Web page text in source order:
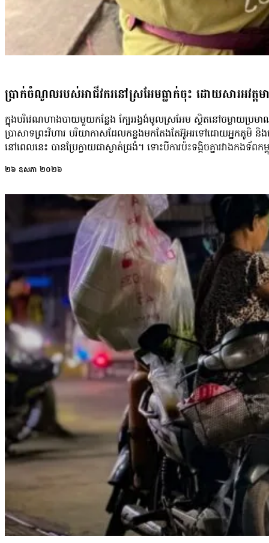
ប្រាក់ចំណូលរបស់អាជីវករនៅស្រអែមធ្លាក់ចុះ ដោយសារអវត្ត
ក្នុងបរិវេណហាងបាយមួយកន្លែង ក្បែររង្វង់មូលស្រអែម ស្ថិតនៅចម្ងាយប្រ
ប្រាសាទព្រះវិហារ បរិយាកាសដែលកន្លងមកតែងតែអ៊ូអរទៅដោយអ្នកភូមិ និង
នៅពេលនេះ បានប្រែក្លាយជាស្ងាត់ជ្រងំ។ ទោះបីការប៉ះទង្គិចគ្នារវាងកងទ័ពក
នៅតែបន្តតាមលងអ្នកភូមិរស់នៅក្បែរព្រំដែនដដែល។ អ្នកស្រី មុច សុភី ម្ច
ប្រមាណ៥០ម៉ឺនរៀលក្នុងមួយថ្ងៃ ពីការលក់ម្ហូបអាហារជូនប្រជាពលរដ្ឋ និងភ្ញៀ
បច្ចុប្បន្ន ចំណូលបានធ្លាក់ចុះមកនៅត្រឹមប្រមាណ២០ម៉ឺនរៀលប៉ុណ្ណោះ។ អ្
ថ្លែងថា៖ «វាស្ងាត់បាត់ភ្ញៀវសឹង៥០ភាគរយហើយ មួយថ្ងៃធ្លាប់លក់បាយប
តែឥឡូវលក់មិនដល់២០ម៉ឺនផង។ អតិថិជនរត់អស់ ព្រោះអ្នកភៀសសឹកនៅមិន
មកវិញ ហើយអ្នកក្រៅ ឬទាហាន ក៏យូរៗទើបចុះម្តង»។ ស្ថានភាពនេះ បានឆ្
ពាល់រយៈពេលវែងនៃជម្លោះប្រដាប់អាវុធ ទៅលើសកម្មភាពសេដ្ឋកិច្ច និងជីវភ
ជាប់ព្រំដែន។អាជីវកម្មតូចៗដែលពឹងផ្អែកលើភ្ញៀវទេសចរ និងចរាចរណ៍នៅតំប
ព្រះវិហារ កំពុងជួបការធ្លាក់ចុះយ៉ាងខ្លាំង។ សង្គ្រាមវាយប្រហារឈ្លានពានរ
លើកម្ពុជា បានបង្កឱ្យមានជនភៀសសឹកកម្ពុជាជាង៦០ម៉ឺននាក់ និងគិតត្រឹមថ្
ជនភៀសសឹកកម្ពុជាជាង៣ម៉ឺននាក់នៅមិនទាន់អាចវិលត្រលប់ទៅកាន់ផ្ទះសម្
ឡើយដោយសារតែការរារាំងរបស់យោធាថៃ។ នេះបើតាមរបាយការណ៍របស់ក្
កម្ពុជា។ ក្រសួងមហាផ្ទៃ ឱ្យដឹងទៀតថា ក្នុងភូមិសាស្រ្តខេត្តព្រះវិហារ សាល
មន្ទីរពេទ្យចំនួន២ នៅតែបន្តផ្អាកសកម្មភាពនៅឡើយ។ អាជីវករ អ្នកស្រី សុភី
គ្រួសាររបស់អ្នកស្រីពឹងផ្អែកស្ទើរទាំងស្រុងលើការលក់ដូរ ហើយអវត្តមានភ្ញៀវ
ស្ថានភាពរស់នៅកាន់តែលំបាក។ អ្នកស្រី និយាយថា៖ «ភ្ញៀវទេសចរចេញ
ដាច់ហើយយើងរាល់ថ្ងៃជីវភាពសង្ឃឹមលក់ដូរហ្នឹង ហើយបើអត់ [ភ្ញៀវទេសច
សង្ឃឹមអីទេ»។ នៅក្បែរនោះដែរ លោក កៀក ស៊ុយឃាង អាយុ៥០ឆ្នាំ អាជីវក
ចាប់ហួយ រៀបរាប់ថា បន្ទាប់ពីវិលត្រលប់មកផ្ទះវិញក្រោយបទឈប់បាញ់ កា
ស្ទើរតែជាប់គាំង ដោយសារផ្លូវស្ងាត់ និងគ្មានភ្ញៀវទេសចរ។ លោក និយាយថ
ភ្ញៀវមកដើរលេង លក់ដាច់ខ្លះទៅ។ […] ឥឡូវភ្ញៀវទេចរអត់មាន លក់មិនដាច់
សេដ្ឋកិច្ច លោក ស៊ុយឃាង ថា ប្រជាពលរដ្ឋក្នុងតំបន់នេះ នៅតែរស់ក្នុងភាពភ័
ដោយសារតែងមានពាក្យចចាមអារ៉ាមអំពីការប៉ះទង្គិចជាថ្មី។ លោក បន្តថា៖
ត្រៀមបង្វិចជាប់។ តែពួកខ្ញុំគ្មានជម្រើសអីក្រៅពីបន្តរកស៊ីធម្មតាទេ»។ ទន្ទឹមនឹ
សុខហេង ដែលប្រកបរបរលក់ភេសជ្ជៈនៅរង្វង់មូលស្រអែមម្នាក់ទៀត អះអាងថ
លក់ដូររបស់អ្នកស្រីចាប់ផ្តើមប្រសើរឡើងវិញនៅអំឡុងខែមេសា។ ទោះជាយ៉ា
២៦ ឧសភា ២០២៦